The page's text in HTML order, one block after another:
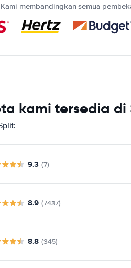
Kami membandingkan semua
kami tersedia di
9.3 (7)
8.9 (7437)
8.8 (345)